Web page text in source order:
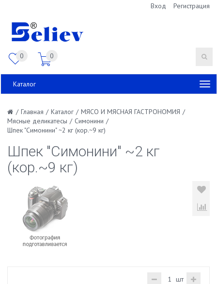
Вход Регистрация
0 0
Каталог
/ Главная / Каталог / МЯСО И МЯСНАЯ ГАСТРОНОМИЯ /
Мясные деликатесы / Симонини /
Шпек "Симонини" ~2 кг (кор.~9 кг)
Шпек "Симонини" ~2 кг
(кор.~9 кг)
шт